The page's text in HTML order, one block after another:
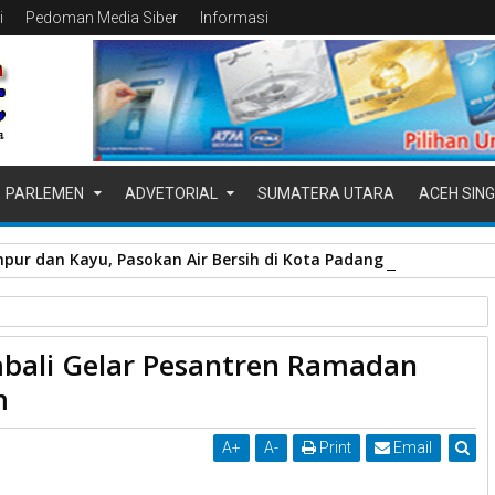
Pedoman Media Siber Informasi
PARLEMEN ADVETORIAL SUMATERA UTARA ACEH
dan Kayu, Pasokan Air Bersih di Kota Padang Terganggu
Ramadan
Setelah 2 Tahun Vakum
Gelar Pesantren Ramadan
A+ A- Print Email